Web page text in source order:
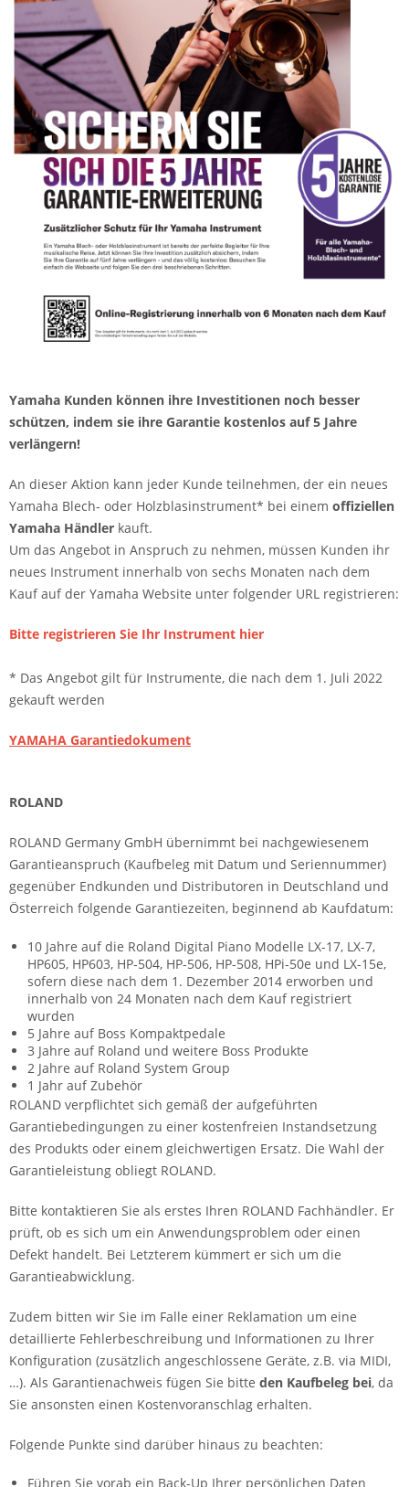
Yamaha Kunden können ihre Investitionen noch besser
schützen, indem sie ihre Garantie kostenlos auf 5 Jahre
verlängern!
An dieser Aktion kann jeder Kunde teilnehmen, der ein neues
Yamaha Blech- oder Holzblasinstrument* bei einem offiziellen
Yamaha Händler kauft.
Um das Angebot in Anspruch zu nehmen, müssen Kunden ihr
neues Instrument innerhalb von sechs Monaten nach dem
Kauf auf der Yamaha Website unter folgender URL registrieren:
Bitte registrieren Sie Ihr Instrument hier
* Das Angebot gilt für Instrumente, die nach dem 1. Juli 2022
gekauft werden
YAMAHA Garantiedokument
ROLAND
ROLAND Germany GmbH übernimmt bei nachgewiesenem
Garantieanspruch (Kaufbeleg mit Datum und Seriennummer)
gegenüber Endkunden und Distributoren in Deutschland und
Österreich folgende Garantiezeiten, beginnend ab Kaufdatum:
10 Jahre auf die Roland Digital Piano Modelle LX-17, LX-7,
HP605, HP603, HP-504, HP-506, HP-508, HPi-50e und LX-15e,
sofern diese nach dem 1. Dezember 2014 erworben und
innerhalb von 24 Monaten nach dem Kauf registriert
wurden
5 Jahre auf Boss Kompaktpedale
3 Jahre auf Roland und weitere Boss Produkte
2 Jahre auf Roland System Group
1 Jahr auf Zubehör
ROLAND verpflichtet sich gemäß der aufgeführten
Garantiebedingungen zu einer kostenfreien Instandsetzung
des Produkts oder einem gleichwertigen Ersatz. Die Wahl der
Garantieleistung obliegt ROLAND.
Bitte kontaktieren Sie als erstes Ihren ROLAND Fachhändler. Er
prüft, ob es sich um ein Anwendungsproblem oder einen
Defekt handelt. Bei Letzterem kümmert er sich um die
Garantieabwicklung.
Zudem bitten wir Sie im Falle einer Reklamation um eine
detaillierte Fehlerbeschreibung und Informationen zu Ihrer
Konfiguration (zusätzlich angeschlossene Geräte, z.B. via MIDI,
…). Als Garantienachweis fügen Sie bitte den Kaufbeleg bei, da
Sie ansonsten einen Kostenvoranschlag erhalten.
Folgende Punkte sind darüber hinaus zu beachten:
Führen Sie vorab ein Back-Up Ihrer persönlichen Daten